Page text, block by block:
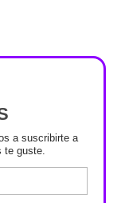
a suscribirte a
guste.